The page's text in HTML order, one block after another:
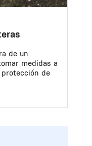
de un
medidas a
de